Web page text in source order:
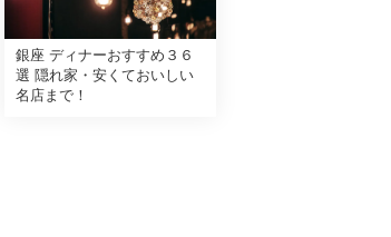
銀座 ディナーおすすめ３６
選 隠れ家・安くておいしい
名店まで！